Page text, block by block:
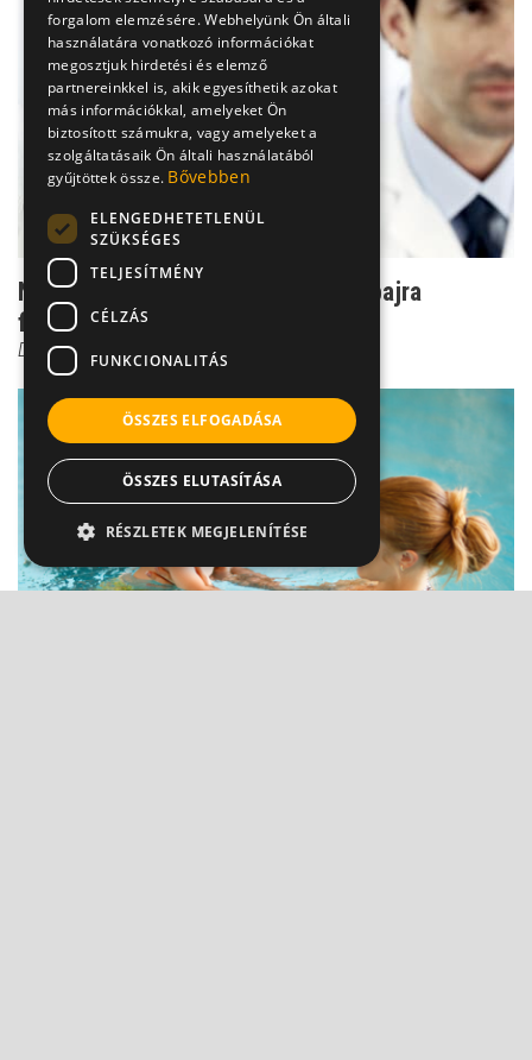
Nem csak vesebeszéd: Rengeteg bajra
figyelmeztet a vizelet
Dr. Fischer Gábor
forgalom elemzésére. Webhelyünk Ön általi
használatára vonatkozó információkat
megosztjuk hirdetési és elemző
partnereinkkel is, akik egyesíthetik azokat
más információkkal, amelyeket Ön
biztosított számukra, vagy amelyeket a
szolgáltatásaik Ön általi használatából
gyűjtöttek össze. Bővebben
ELENGEDHETETLENÜL
SZÜKSÉGES
TELJESÍTMÉNY
CÉLZÁS
FUNKCIONALITÁS
ÖSSZES ELFOGADÁSA
ÖSSZES ELUTASÍTÁSA
RÉSZLETEK MEGJELENÍTÉSE